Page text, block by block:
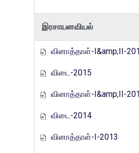
இரசாயனவியல்
வினாத்தாள்-I&amp;II-
விடை-2015
வினாத்தாள்-I&amp;II-
விடை-2014
வினாத்தாள்-I-2013